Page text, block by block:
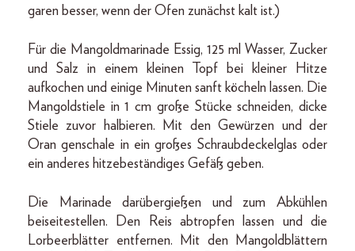
garen besser, wenn der Ofen zunächst kalt ist.)
Für die Mangoldmarinade Essig, 125 ml Wasser, Zucker
und Salz in einem kleinen Topf bei kleiner Hitze
aufkochen und einige Minuten sanft köcheln lassen. Die
Mangoldstiele in 1 cm große Stücke schneiden, dicke
Stiele zuvor halbieren. Mit den Gewürzen und der
Oran genschale in ein großes Schraubdeckelglas oder
ein anderes hitzebeständiges Gefäß geben.
Die Marinade darübergießen und zum Abkühlen
beiseitestellen. Den Reis abtropfen lassen und die
Lorbeerblätter entfernen. Mit den Mangoldblättern